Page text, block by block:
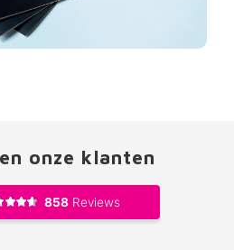
onze klanten